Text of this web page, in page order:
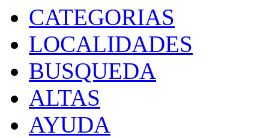
CATEGORIAS
LOCALIDADES
BUSQUEDA
ALTAS
AYUDA